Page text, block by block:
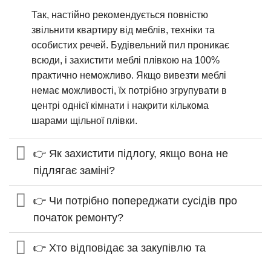
Так, настійно рекомендується повністю
звільнити квартиру від меблів, техніки та
особистих речей. Будівельний пил проникає
всюди, і захистити меблі плівкою на 100%
практично неможливо. Якщо вивезти меблі
немає можливості, їх потрібно згрупувати в
центрі однієї кімнати і накрити кількома
шарами щільної плівки.
👉 Як захистити підлогу, якщо вона не
підлягає заміні?
👉 Чи потрібно попереджати сусідів про
початок ремонту?
👉 Хто відповідає за закупівлю та